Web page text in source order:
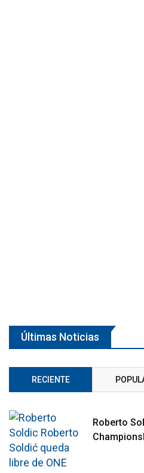
Últimas Noticias
RECIENTE
Roberto